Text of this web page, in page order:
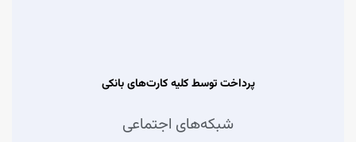
پرداخت توسط کلیه کارت‌های بانکی
شبکه‌های اجتماعی